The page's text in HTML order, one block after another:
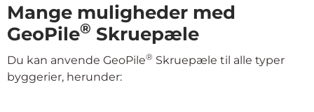
Mange muligheder med
GeoPile® Skruepæle
Du kan anvende GeoPile® Skruepæle til alle typer
byggerier, herunder: